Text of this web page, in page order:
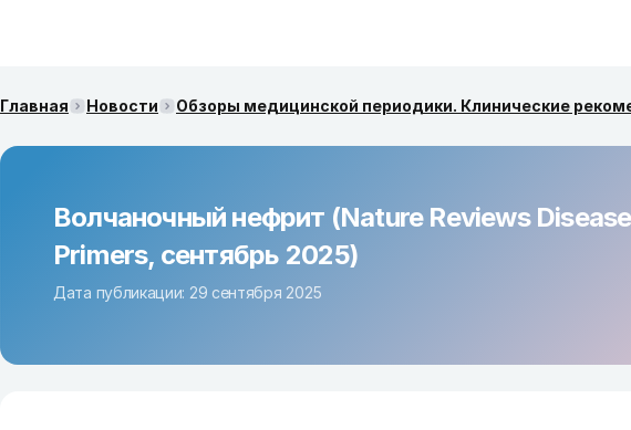
Главная Новости Обзоры медицинской периодики. Клинические
Волчаночный нефрит (Nature Reviews Disease
Primers, сентябрь 2025)
Дата публикации: 29 сентября 2025